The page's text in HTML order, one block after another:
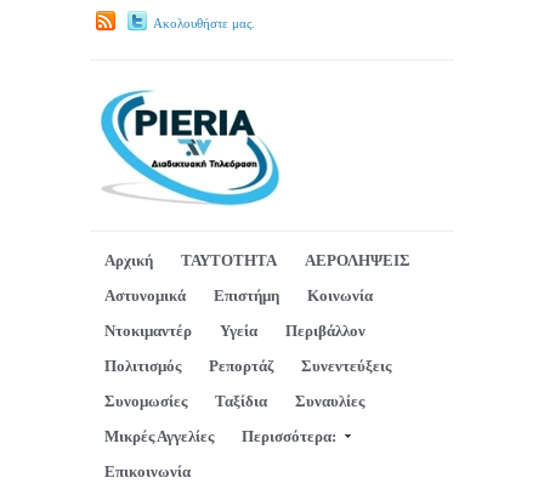
Ακολουθήστε μας.
Αρχική ΤΑΥΤΟΤΗΤΑ
ΑΕΡΟΛΗΨΕΙΣ
Αστυνομικά
Επιστήμη
Κοινωνία
Ντοκιμαντέρ
Υγεία
Περιβάλλον
Πολιτισμός
Ρεπορτάζ
Συνεντεύξεις
Συνομωσίες
Ταξίδια
Συναυλίες
Μικρές Αγγελίες
Περισσότερα:
Επικοινωνία